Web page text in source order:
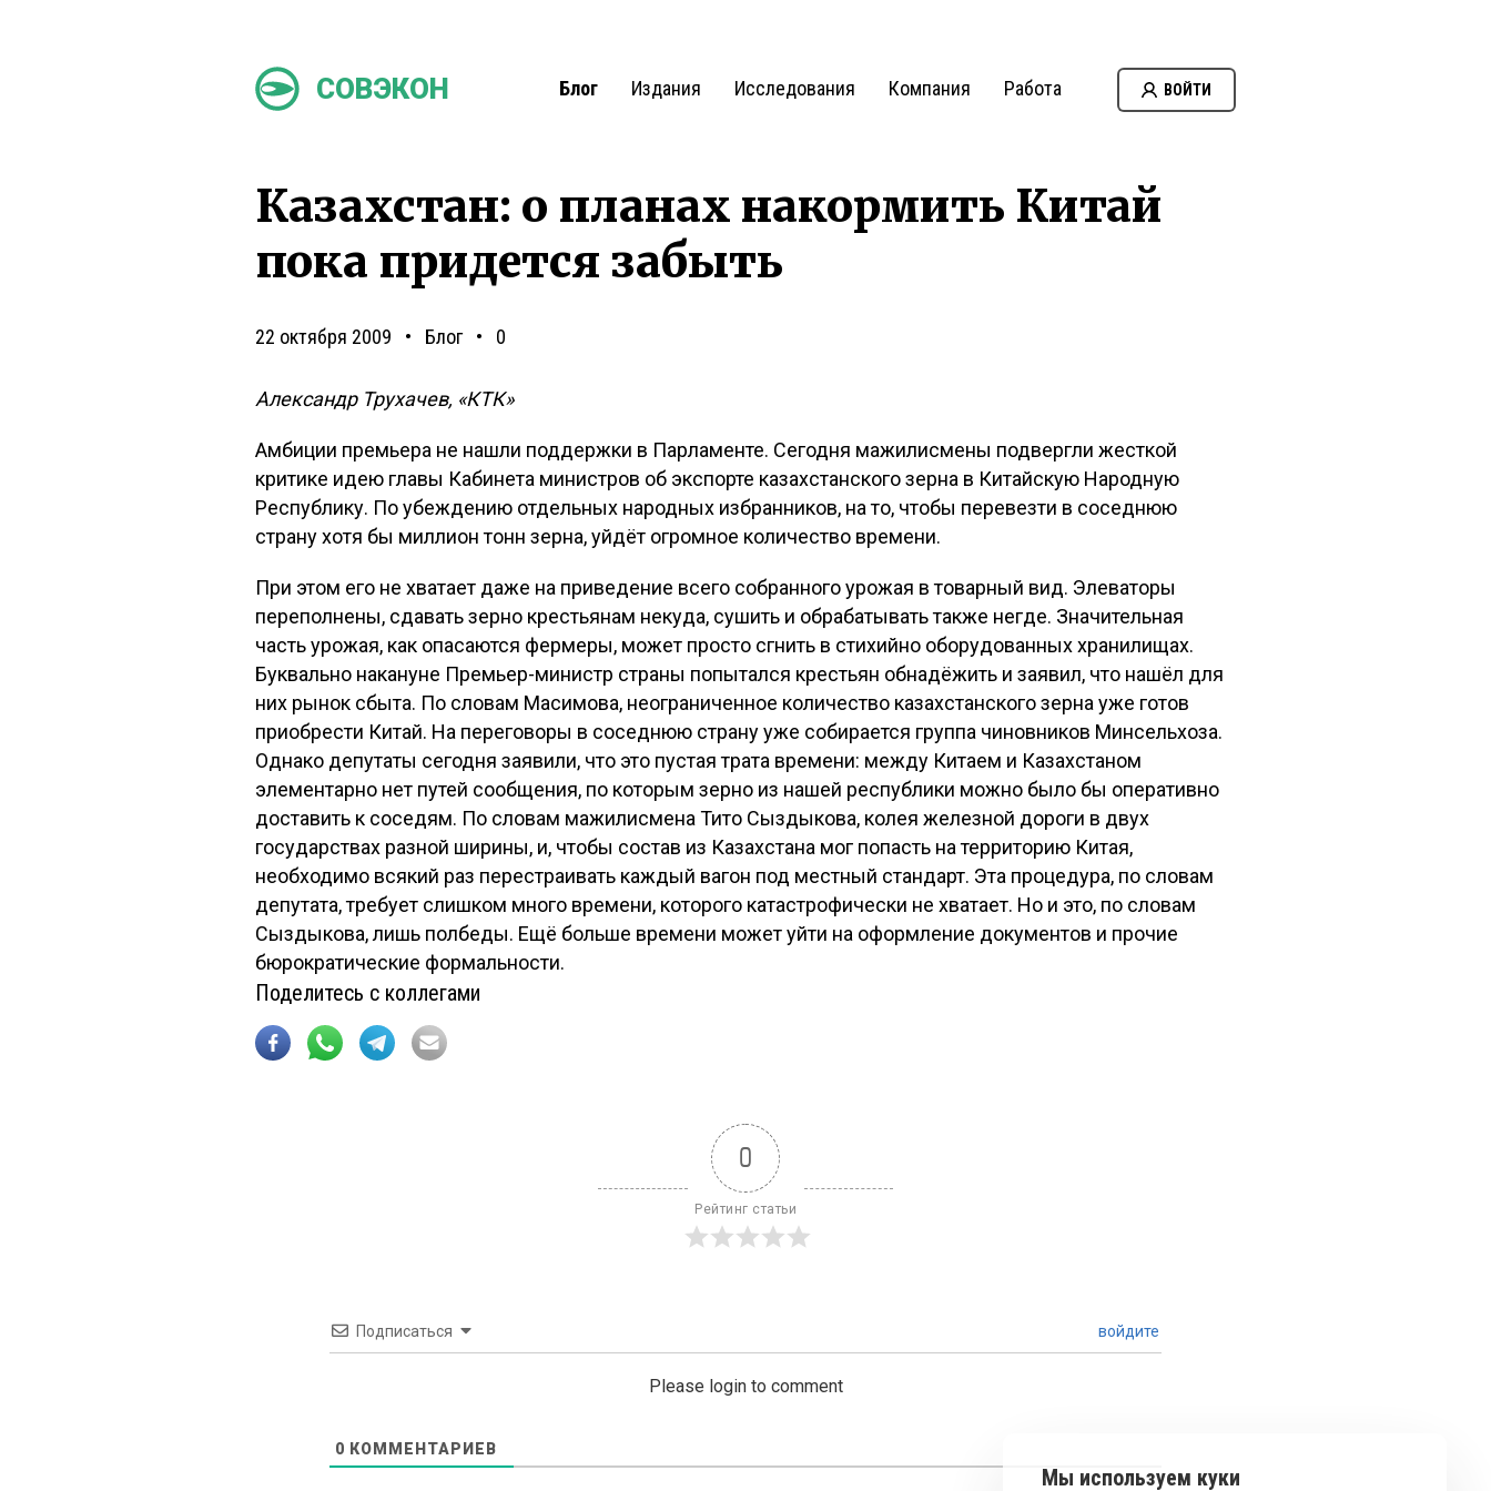
СОВЭКОН Блог Издания Исследования Компания Работа ВОЙТИ
Казахстан: о планах накормить Китай
пока придется забыть
22 октября 2009 Блог 0
Александр Трухачев, «КТК»
Амбиции премьера не нашли поддержки в Парламенте. Сегодня мажилисмены подвергли жесткой
критике идею главы Кабинета министров об экспорте казахстанского зерна в Китайскую Народную
Республику. По убеждению отдельных народных избранников, на то, чтобы перевезти в соседнюю
страну хотя бы миллион тонн зерна, уйдёт огромное количество времени.
При этом его не хватает даже на приведение всего собранного урожая в товарный вид. Элеваторы
переполнены, сдавать зерно крестьянам некуда, сушить и обрабатывать также негде. Значительная
часть урожая, как опасаются фермеры, может просто сгнить в стихийно оборудованных хранилищах.
Буквально накануне Премьер-министр страны попытался крестьян обнадёжить и заявил, что нашёл для
них рынок сбыта. По словам Масимова, неограниченное количество казахстанского зерна уже готов
приобрести Китай. На переговоры в соседнюю страну уже собирается группа чиновников Минсельхоза.
Однако депутаты сегодня заявили, что это пустая трата времени: между Китаем и Казахстаном
элементарно нет путей сообщения, по которым зерно из нашей республики можно было бы оперативно
доставить к соседям. По словам мажилисмена Тито Сыздыкова, колея железной дороги в двух
государствах разной ширины, и, чтобы состав из Казахстана мог попасть на территорию Китая,
необходимо всякий раз перестраивать каждый вагон под местный стандарт. Эта процедура, по словам
депутата, требует слишком много времени, которого катастрофически не хватает. Но и это, по словам
Сыздыкова, лишь полбеды. Ещё больше времени может уйти на оформление документов и прочие
бюрократические формальности.
Поделитесь с коллегами
0
Рейтинг статьи
Подписаться войдите
Please login to comment
0 КОММЕНТАРИЕВ